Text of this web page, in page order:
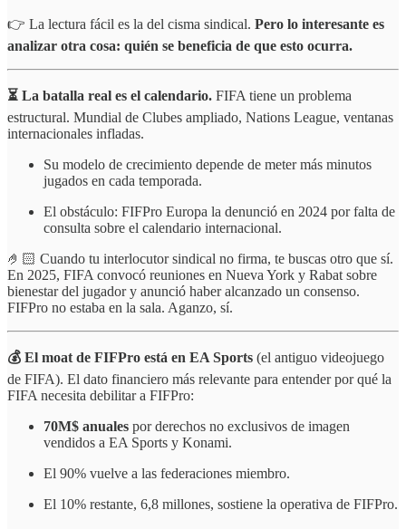
👉 La lectura fácil es la del cisma sindical. Pero lo interesante es
analizar otra cosa: quién se beneficia de que esto ocurra.
⏳ La batalla real es el calendario. FIFA tiene un problema
estructural. Mundial de Clubes ampliado, Nations League, ventanas
internacionales infladas.
Su modelo de crecimiento depende de meter más minutos
jugados en cada temporada.
El obstáculo: FIFPro Europa la denunció en 2024 por falta de
consulta sobre el calendario internacional.
🤌🏻 Cuando tu interlocutor sindical no firma, te buscas otro que sí.
En 2025, FIFA convocó reuniones en Nueva York y Rabat sobre
bienestar del jugador y anunció haber alcanzado un consenso.
FIFPro no estaba en la sala. Aganzo, sí.
💰 El moat de FIFPro está en EA Sports (el antiguo videojuego
de FIFA). El dato financiero más relevante para entender por qué la
FIFA necesita debilitar a FIFPro:
70M$ anuales por derechos no exclusivos de imagen
vendidos a EA Sports y Konami.
El 90% vuelve a las federaciones miembro.
El 10% restante, 6,8 millones, sostiene la operativa de FIFPro.